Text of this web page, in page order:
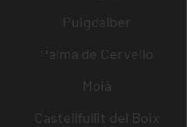
Puigdàlber
Palma de Cervelló
Moià
Castellfullit del Boix